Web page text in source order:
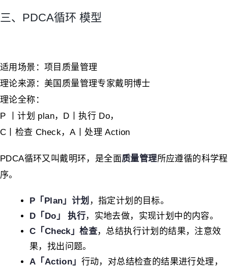
三、PDCA循环 模型
适用场景：项目质量管理
理论来源：美国质量管理专家戴明博士
理论全称：
P 丨计划 plan，D丨执行 Do，
C丨检查 Check，A丨处理 Action
PDCA循环又叫戴明环，是全面质量管理所应遵循的科学程
序。
P「Plan」计划 ，指定计划的目标。
D「Do」 执行，实地去做，实现计划中的内容。
C「Check」检查，总结执行计划的结果，注意效
果，找出问题。
A「Action」 行动，对总结检查的结果进行处理，